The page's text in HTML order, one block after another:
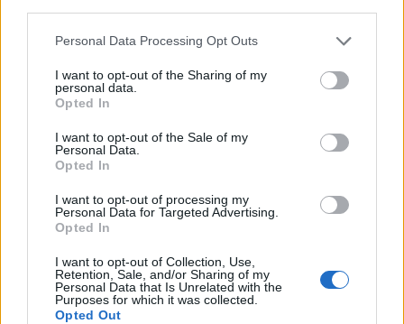
Please note that this website/app uses one or more Google
not limited to your visit or usage behaviour. You may click to
grant or deny consent to Google and its third-party tags to
use your data for below specified purposes in below Google
consent section.
Personal Data Processing Opt Outs
I want to opt-out of the Sharing of my
personal data.
Opted In
I want to opt-out of the Sale of my
Personal Data.
Opted In
I want to opt-out of processing my
Personal Data for Targeted Advertising.
Opted In
I want to opt-out of Collection, Use,
Retention, Sale, and/or Sharing of my
Personal Data that Is Unrelated with the
Purposes for which it was collected.
Opted Out
Mert mire is volna valójában szükség? Önismeretre,
eszközökre, s arra, hogy képesek legyünk felelősen
felépíteni a jelenünket, a jövőnket.
Ebben kíván segíteni az Artemisszió Alapítvány.
Képzéseket kínálunk, kompetencia-felmérést.
Feltérképezünk, megtanítunk, megerősítünk. Tükröt
tartunk.